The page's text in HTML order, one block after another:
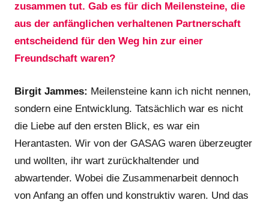
zusammen tut. Gab es für dich Meilensteine, die
aus der anfänglichen verhaltenen Partnerschaft
entscheidend für den Weg hin zur einer
Freundschaft waren?
Birgit Jammes: Meilensteine kann ich nicht nennen,
sondern eine Entwicklung. Tatsächlich war es nicht
die Liebe auf den ersten Blick, es war ein
Herantasten. Wir von der GASAG waren überzeugter
und wollten, ihr wart zurückhaltender und
abwartender. Wobei die Zusammenarbeit dennoch
von Anfang an offen und konstruktiv waren. Und das